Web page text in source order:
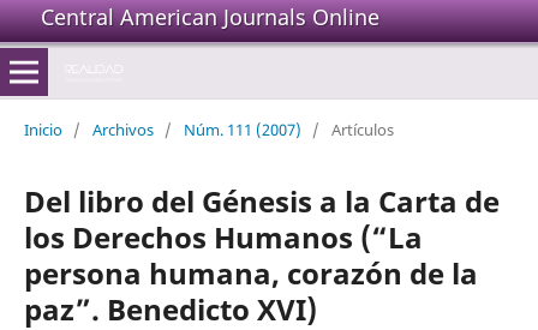
Central American Journals Online
Inicio / Archivos / Núm. 111 (2007) / Artículos
Del libro del Génesis a la Carta de
los Derechos Humanos (“La
persona humana, corazón de la
paz”. Benedicto XVI)